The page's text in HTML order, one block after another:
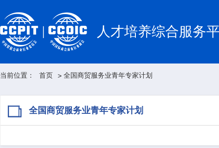
人才培养综合服务
当前位置： 首页 > 全国商贸服务业青年专家计划
全国商贸服务业青年专家计划